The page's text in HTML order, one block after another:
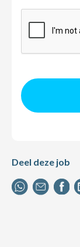
Deel deze job